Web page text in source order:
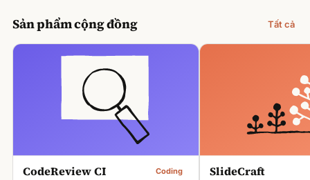
Sản phẩm cộng đồng Tất cả
CodeReview CI Coding SlideCraft